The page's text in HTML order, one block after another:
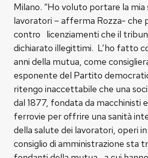
Milano. “Ho voluto portare la mia
lavoratori – afferma Rozza- che
contro licenziamenti che il
dichiarato illegittimi. L’ho fatto
anni della mutua, come
esponente del Partito
ritengo inaccettabile che una
dal 1877, fondata da macchinisti
ferrovie per offrire una sanità
della salute dei lavoratori, operi
consiglio di amministrazione sta